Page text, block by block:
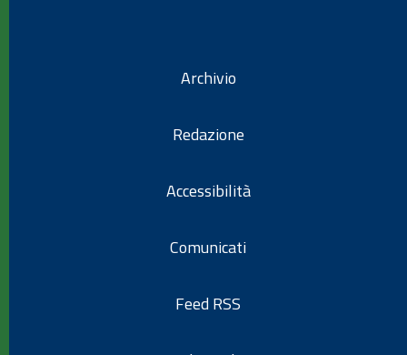
Archivio
Redazione
Accessibilità
Comunicati
Feed RSS